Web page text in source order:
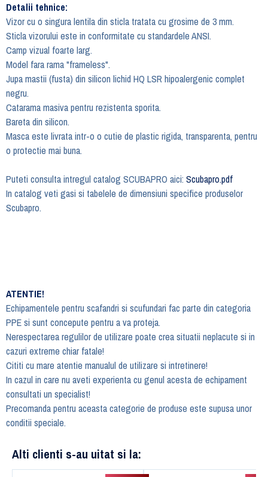
Detalii tehnice:
Vizor cu o singura lentila din sticla tratata cu grosime de 3 mm.
Sticla vizorului este in conformitate cu standardele ANSI.
Camp vizual foarte larg.
Model fara rama "frameless".
Jupa mastii (fusta) din silicon lichid HQ LSR hipoalergenic complet
negru.
Catarama masiva pentru rezistenta sporita.
Bareta din silicon.
Masca este livrata intr-o o cutie de plastic rigida, transparenta, pentru
o protectie mai buna.
Puteti consulta intregul catalog SCUBAPRO aici: Scubapro.pdf
In catalog veti gasi si tabelele de dimensiuni specifice produselor
Scubapro.
ATENTIE!
Echipamentele pentru scafandri si scufundari fac parte din categoria
PPE si sunt concepute pentru a va proteja.
Nerespectarea regulilor de utilizare poate crea situatii neplacute si in
cazuri extreme chiar fatale!
Cititi cu mare atentie manualul de utilizare si intretinere!
In cazul in care nu aveti experienta cu genul acesta de echipament
consultati un specialist!
Precomanda pentru aceasta categorie de produse este supusa unor
conditii speciale.
Alti clienti s-au uitat si la: